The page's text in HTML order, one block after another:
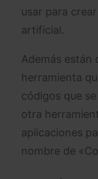
usar para
artificial.
Además están
herramienta
códigos que
otra
aplicaciones
nombre de